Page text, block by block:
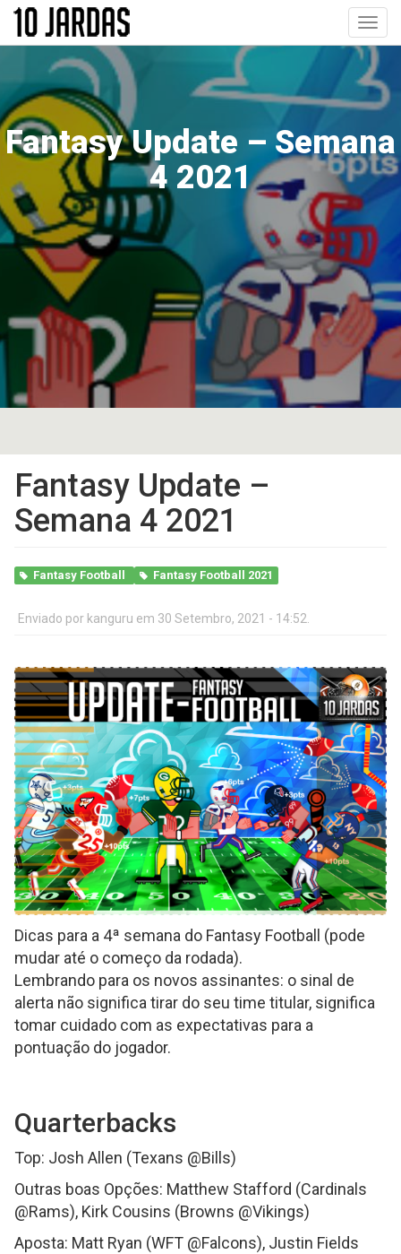
Pular
o
conteúdo
principal
Fantasy Update – Semana
4 2021
Fantasy Update –
Semana 4 2021
Fantasy Football Fantasy Football 2021
Enviado por kanguru em 30 Setembro, 2021 - 14:52.
Dicas para a 4ª semana do Fantasy Football (pode
mudar até o começo da rodada).
Lembrando para os novos assinantes: o sinal de
alerta não significa tirar do seu time titular, significa
tomar cuidado com as expectativas para a
pontuação do jogador.
Quarterbacks
Top: Josh Allen (Texans @Bills)
Outras boas Opções: Matthew Stafford (Cardinals
@Rams), Kirk Cousins (Browns @Vikings)
Aposta: Matt Ryan (WFT @Falcons), Justin Fields